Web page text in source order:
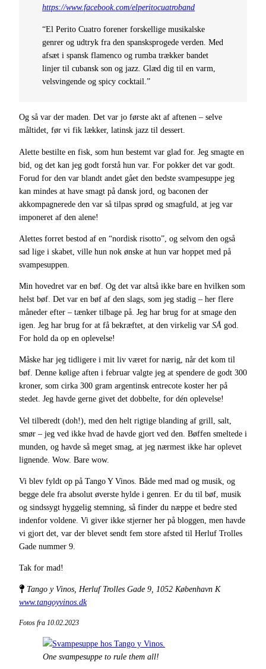
https://www.facebook.com/elperitocuatroband
“El Perito Cuatro forener forskellige musikalske
genrer og udtryk fra den spansksprogede verden. Med
afsæt i spansk flamenco og rumba trækker bandet
linjer til cubansk son og jazz. Glæd dig til en varm,
velsvingende og spicy cocktail.”
Og så var der maden. Det var jo første akt af aftenen – selve
måltidet, før vi fik lækker, latinsk jazz til dessert.
Alette bestilte en fisk, som hun bestemt var glad for. Jeg smagte en
bid, og det kan jeg godt forstå hun var. For pokker det var godt.
Forud for den var blandt andet gået den bedste svampesuppe jeg
kan mindes at have smagt på dansk jord, og baconen der
akkompagnerede den var så tilpas sprød og smagfuld, at jeg var
imponeret af den alene!
Alettes forret bestod af en “nordisk risotto”, og selvom den også
sad lige i skabet, ville hun nok ønske at hun var hoppet med på
svampesuppen.
Min hovedret var en bøf. Og det var altså ikke bare en hvilken som
helst bøf. Det var en bøf af den slags, som jeg stadig – her flere
måneder efter – tænker tilbage på. Jeg har brug for at smage den
igen. Jeg har brug for at få bekræftet, at den virkelig var SÅ god.
For hold da op en oplevelse!
Måske har jeg tidligere i mit liv været for nærig, når det kom til
bøf. Denne kølige aften i februar valgte jeg at spendere de godt 300
kroner, som cirka 300 gram argentinsk entrecote koster her på
stedet. Jeg havde gerne givet det dobbelte, for dén oplevelse!
Vel tilberedt (doh!), med den helt rigtige blanding af grill, salt,
smør – jeg ved ikke hvad de havde gjort ved den. Bøffen smeltede i
munden, og havde så meget smag, at jeg nærmest ikke har oplevet
lignende. Wow. Bare wow.
Vi blev fyldt op på Tango Y Vinos. Både med mad og musik, og
begge dele fra absolut øverste hylde i genren. Er du til bøf, musik
og sindssygt hyggelig stemning, så finder du næppe et bedre sted
indenfor voldene. Vi giver ikke stjerner her på bloggen, men havde
vi gjort det, var der blevet sendt fem store afsted til Herluf Trolles
Gade nummer 9.
Tak for mad!
Tango y Vinos, Herluf Trolles Gade 9, 1052 København K
www.tangoyvinos.dk
Fotos fra 10.02.2023
One svampesuppe to rule them all!